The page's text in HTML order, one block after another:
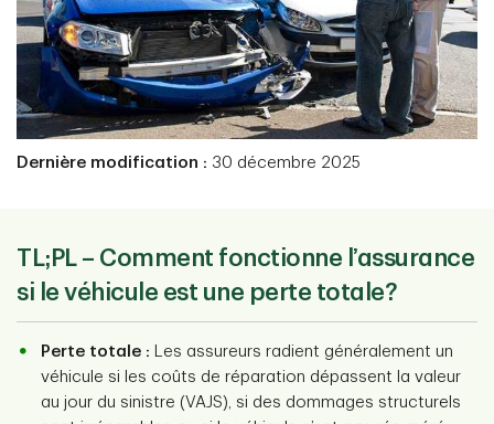
Dernière modification : 30 décembre 2025
TL;PL – Comment fonctionne l’assurance
si le véhicule est une perte totale?
Perte totale : Les assureurs radient généralement un
véhicule si les coûts de réparation dépassent la valeur
au jour du sinistre (VAJS), si des dommages structurels